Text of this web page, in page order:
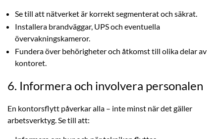
Se till att nätverket är korrekt segmenterat och säkrat.
Installera brandväggar, UPS och eventuella
övervakningskameror.
Fundera över behörigheter och åtkomst till olika delar av
kontoret.
6. Informera och involvera personalen
En kontorsflytt påverkar alla – inte minst när det gäller
arbetsverktyg. Se till att: